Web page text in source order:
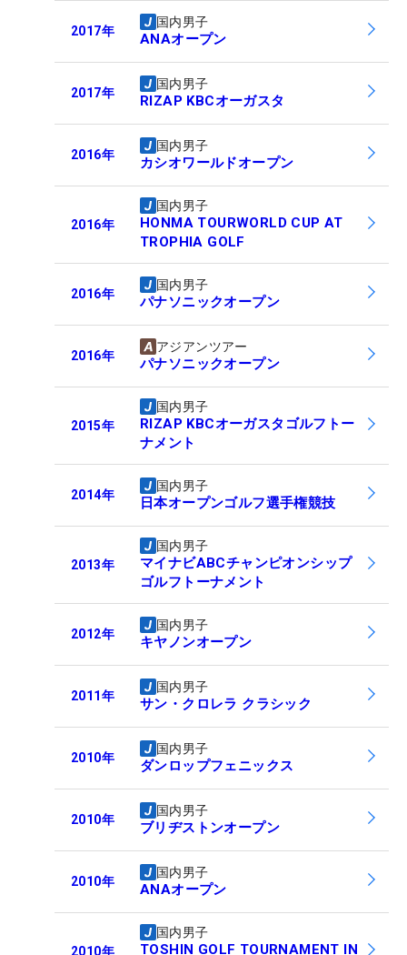
2017年
国内男子
ANAオープン
2017年
国内男子
RIZAP KBCオーガスタ
2016年
国内男子
カシオワールドオープン
2016年
国内男子
HONMA TOURWORLD CUP AT
TROPHIA GOLF
2016年
国内男子
パナソニックオープン
2016年
アジアンツアー
パナソニックオープン
2015年
国内男子
RIZAP KBCオーガスタゴルフトー
ナメント
2014年
国内男子
日本オープンゴルフ選手権競技
2013年
国内男子
マイナビABCチャンピオンシップ
ゴルフトーナメント
2012年
国内男子
キヤノンオープン
2011年
国内男子
サン・クロレラ クラシック
2010年
国内男子
ダンロップフェニックス
2010年
国内男子
ブリヂストンオープン
2010年
国内男子
ANAオープン
2010年
国内男子
TOSHIN GOLF TOURNAMENT IN